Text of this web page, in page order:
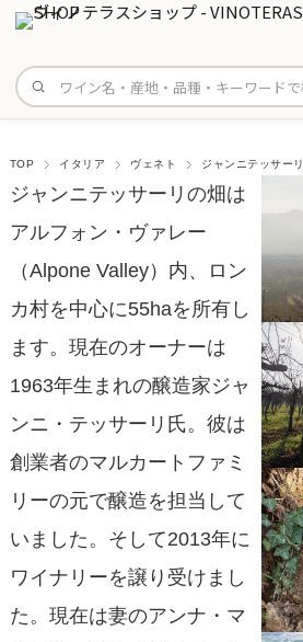
サイト内検索
TOP イタリア ヴェネト ジャンニテッサーリ
ジャンニテッサーリの畑は
アルフォン・ヴァレー
（Alpone Valley）内、ロン
カ村を中心に55haを所有し
ます。現在のオーナーは
1963年生まれの醸造家ジャ
ンニ・テッサーリ氏。彼は
創業者のマルカートファミ
リーの元で醸造を担当して
いました。そして2013年に
ワイナリーを譲り受けまし
た。現在は妻のアンナ・マ